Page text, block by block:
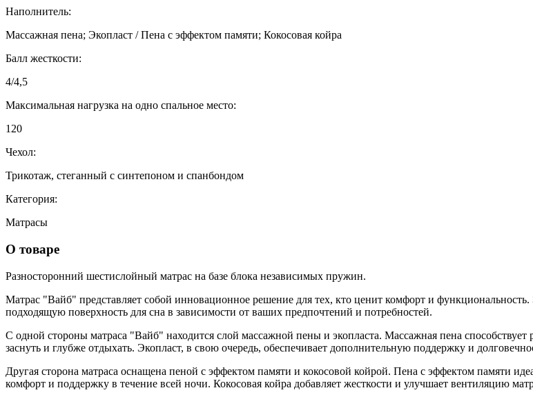
Наполнитель:
Массажная пена; Экопласт / Пена с эффектом памяти; Кокосовая койра
Балл жесткости:
4/4,5
Максимальная нагрузка на одно спальное место:
120
Чехол:
Трикотаж, стеганный с синтепоном и спанбондом
Категория:
Матрасы
О товаре
Разносторонний шестислойный матрас на базе блока независимых пружин.
Матрас "Вайб" представляет собой инновационное решение для тех, кто ценит комфорт и
подходящую поверхность для сна в зависимости от ваших предпочтений и потребностей.
С одной стороны матраса "Вайб" находится слой массажной пены и экопласта. Массажная пена
заснуть и глубже отдыхать. Экопласт, в свою очередь, обеспечивает дополнительную поддержку и
Другая сторона матраса оснащена пеной с эффектом памяти и кокосовой койрой. Пена с эффектом памяти
комфорт и поддержку в течение всей ночи. Кокосовая койра добавляет жесткости и улучшает вентиляцию